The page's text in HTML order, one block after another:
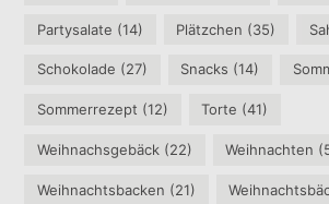
Partysalate (14) Plätzchen (35)
Schokolade (27) Snacks (14)
Sommerrezept (12) Torte (41)
Weihnachsgebäck (22) Weihnachten
Weihnachtsbacken (21)